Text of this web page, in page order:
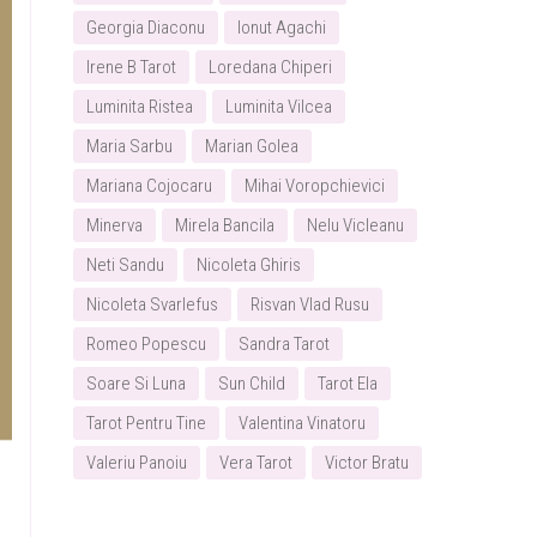
Georgia Diaconu
Ionut Agachi
Irene B Tarot
Loredana Chiperi
Luminita Ristea
Luminita Vilcea
Maria Sarbu
Marian Golea
Mariana Cojocaru
Mihai Voropchievici
Minerva
Mirela Bancila
Nelu Vicleanu
Neti Sandu
Nicoleta Ghiris
Nicoleta Svarlefus
Risvan Vlad Rusu
Romeo Popescu
Sandra Tarot
Soare Si Luna
Sun Child
Tarot Ela
Tarot Pentru Tine
Valentina Vinatoru
Valeriu Panoiu
Vera Tarot Victor Bratu